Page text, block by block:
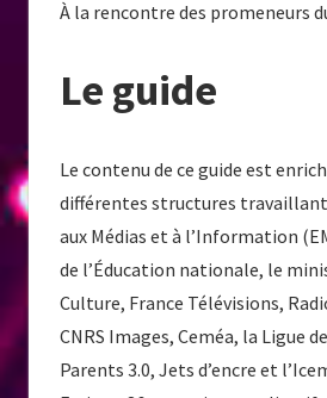
À la rencontre des promeneurs
Le guide
Le contenu de ce guide est
différentes structures travaillant
aux Médias et à l’Information
de l’Éducation nationale, le
Culture, France Télévisions,
CNRS Images, Ceméa, la Ligue
Parents 3.0, Jets d’encre et